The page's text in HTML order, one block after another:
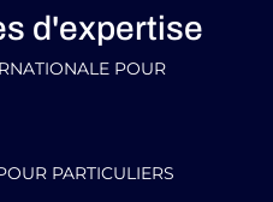
d'expertise
POUR
PARTICULIERS